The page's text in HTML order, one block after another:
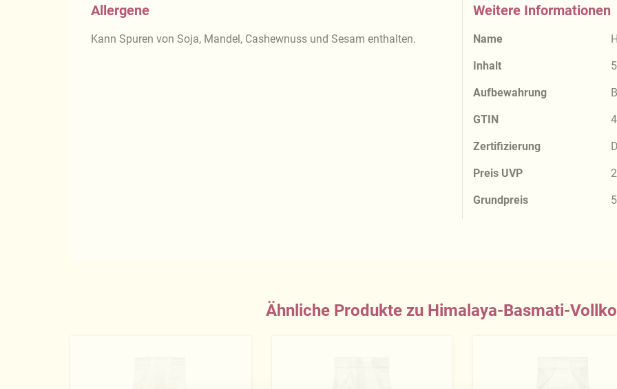
Allergene
Kann Spuren von Soja, Mandel, Cashewnuss und Sesam enthalten.
Weitere Informationen
Name
Inhalt
Aufbewahrung
GTIN
Zertifizierung
Preis UVP
Grundpreis
Ähnliche Produkte zu Himalaya-Basmati-